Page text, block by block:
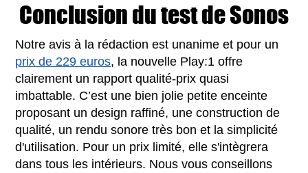
Conclusion du test de Sonos
Notre avis à la rédaction est unanime et pour un
prix de 229 euros, la nouvelle Play:1 offre
clairement un rapport qualité-prix quasi
imbattable. C’est une bien jolie petite enceinte
proposant un design raffiné, une construction de
qualité, un rendu sonore très bon et la simplicité
d'utilisation. Pour un prix limité, elle s'intègrera
dans tous les intérieurs. Nous vous conseillons